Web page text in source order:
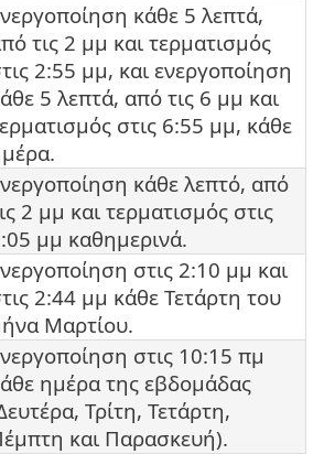
κάθε 5 λεπτά,
τις 2 μμ και τερματισμός
2:55 μμ, και ενεργοποίηση
5 λεπτά, από τις 6 μμ και
στις 6:55 μμ, κάθε
κάθε λεπτό, από
2 μμ και τερματισμός στις
μμ καθημερινά.
στις 2:10 μμ και
2:44 μμ κάθε Τετάρτη του
Μαρτίου.
στις 10:15 πμ
ημέρα της εβδομάδας
Τρίτη, Τετάρτη,
και Παρασκευή).